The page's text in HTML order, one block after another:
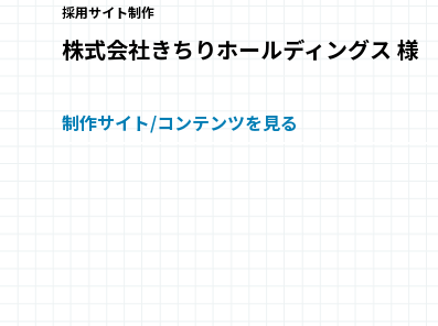
採用サイト制作
株式会社きちりホールディングス 様
制作サイト/コンテンツを見る